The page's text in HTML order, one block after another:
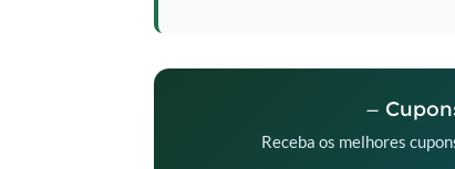
—
Receba os melhores